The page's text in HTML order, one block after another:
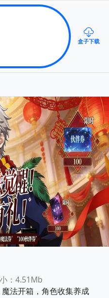
盒子下载
：4.51Mb
法开箱，角色收集养成